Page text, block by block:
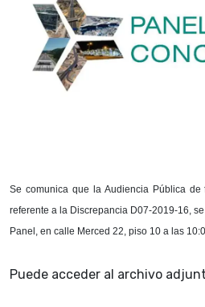
Se comunica que la Audiencia Pública
referente a la Discrepancia D07-2019-16,
Panel, en calle Merced 22, piso 10 a las
Puede acceder al archivo